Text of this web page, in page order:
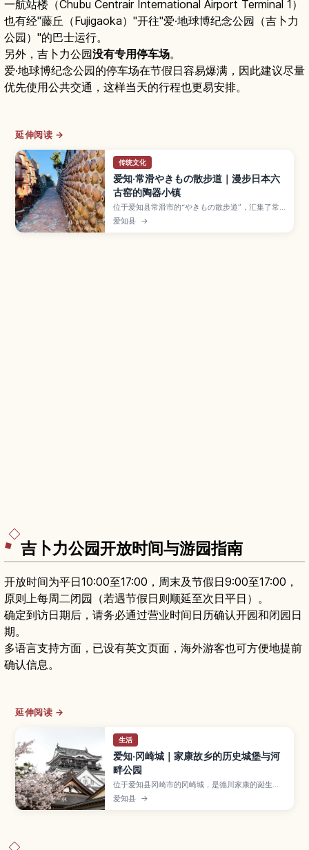
一航站楼（Chubu Centrair International Airport Terminal 1）
也有经"藤丘（Fujigaoka）"开往"爱·地球博纪念公园（吉卜力
公园）"的巴士运行。
另外，吉卜力公园没有专用停车场。
爱·地球博纪念公园的停车场在节假日容易爆满，因此建议尽量
优先使用公共交通，这样当天的行程也更易安排。
延伸阅读 →
传统文化
爱知·常滑やきもの散步道｜漫步日本六
古窑的陶器小镇
位于爱知县常滑市的“やきもの散步道”，汇集了常
滑烧工房、红砖烟囱、陶管坡道和招财猫等，是感
受日本六古窑之一——常滑烧历史与街景的散步路
爱知县 →
吉卜力公园开放时间与游园指南
开放时间为平日10:00至17:00，周末及节假日9:00至17:00，
原则上每周二闭园（若遇节假日则顺延至次日平日）。
确定到访日期后，请务必通过营业时间日历确认开园和闭园日
期。
多语言支持方面，已设有英文页面，海外游客也可方便地提前
确认信息。
延伸阅读 →
生活
爱知·冈崎城｜家康故乡的历史城堡与河
畔公园
位于爱知县冈崎市的冈崎城，是德川家康的诞生
地，如今以重建天守、历史博物馆和樱花盛开的冈
崎公园而闻名。本文将介绍城内展览与观景点、家
爱知县 →